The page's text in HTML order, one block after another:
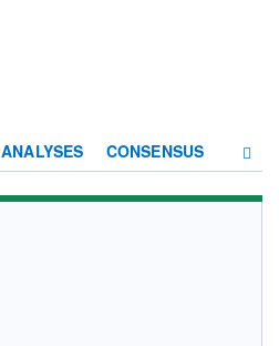
ANALYSES CONSENSUS